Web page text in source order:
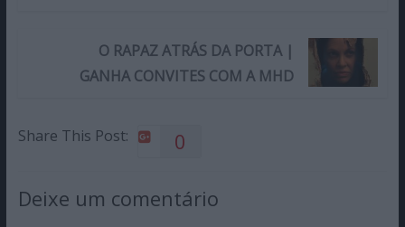
O RAPAZ ATRÁS DA PORTA |
GANHA CONVITES COM A MHD
Share This Post: 0
Deixe um comentário